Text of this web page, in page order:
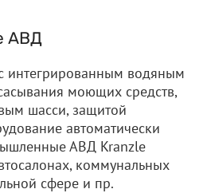
АВД
водяным
моющих средств,
шасси, защитой
автоматически
АВД Kranzle
коммунальных
сфере и пр.